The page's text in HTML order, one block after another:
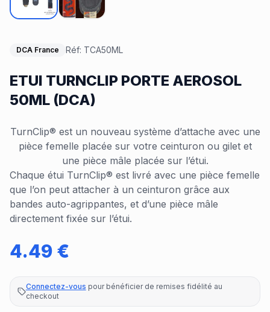
DCA France Réf: TCA50ML
ETUI TURNCLIP PORTE AEROSOL
50ML (DCA)
TurnClip® est un nouveau système d’attache avec une
pièce femelle placée sur votre ceinturon ou gilet et
une pièce mâle placée sur l’étui.
Chaque étui TurnClip® est livré avec une pièce femelle
que l’on peut attacher à un ceinturon grâce aux
bandes auto-agrippantes, et d’une pièce mâle
directement fixée sur l’étui.
4.49 €
Connectez-vous pour bénéficier de remises fidélité au
checkout